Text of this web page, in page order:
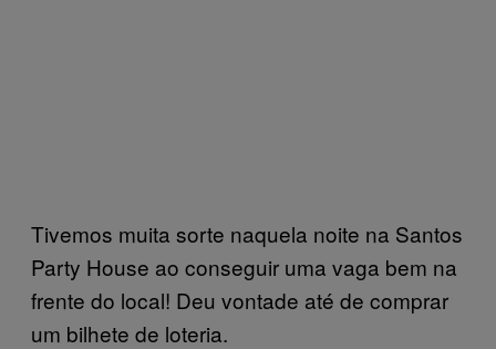
Tivemos muita sorte naquela noite na Santos
Party House ao conseguir uma vaga bem na
frente do local! Deu vontade até de comprar
um bilhete de loteria.